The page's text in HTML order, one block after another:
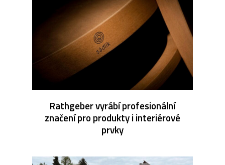
Rathgeber vyrábí profesionální
značení pro produkty i interiérové
prvky